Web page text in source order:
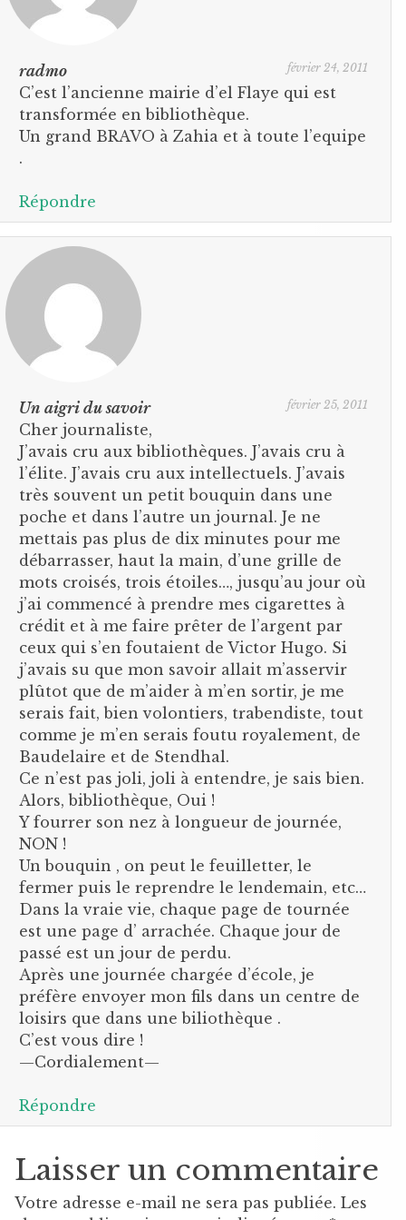
radmo février 24, 2011
C’est l’ancienne mairie d’el Flaye qui est
transformée en bibliothèque.
Un grand BRAVO à Zahia et à toute l’equipe
.
Répondre
Un aigri du savoir février 25, 2011
Cher journaliste,
J’avais cru aux bibliothèques. J’avais cru à
l’élite. J’avais cru aux intellectuels. J’avais
très souvent un petit bouquin dans une
poche et dans l’autre un journal. Je ne
mettais pas plus de dix minutes pour me
débarrasser, haut la main, d’une grille de
mots croisés, trois étoiles…, jusqu’au jour où
j’ai commencé à prendre mes cigarettes à
crédit et à me faire prêter de l’argent par
ceux qui s’en foutaient de Victor Hugo. Si
j’avais su que mon savoir allait m’asservir
plûtot que de m’aider à m’en sortir, je me
serais fait, bien volontiers, trabendiste, tout
comme je m’en serais foutu royalement, de
Baudelaire et de Stendhal.
Ce n’est pas joli, joli à entendre, je sais bien.
Alors, bibliothèque, Oui !
Y fourrer son nez à longueur de journée,
NON !
Un bouquin , on peut le feuilletter, le
fermer puis le reprendre le lendemain, etc…
Dans la vraie vie, chaque page de tournée
est une page d’ arrachée. Chaque jour de
passé est un jour de perdu.
Après une journée chargée d’école, je
préfère envoyer mon fils dans un centre de
loisirs que dans une biliothèque .
C’est vous dire !
—Cordialement—
Répondre
Laisser un commentaire
Votre adresse e-mail ne sera pas publiée. Les